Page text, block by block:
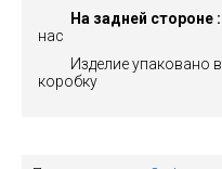
На задней стороне
нас
Изделие упаковано
коробку